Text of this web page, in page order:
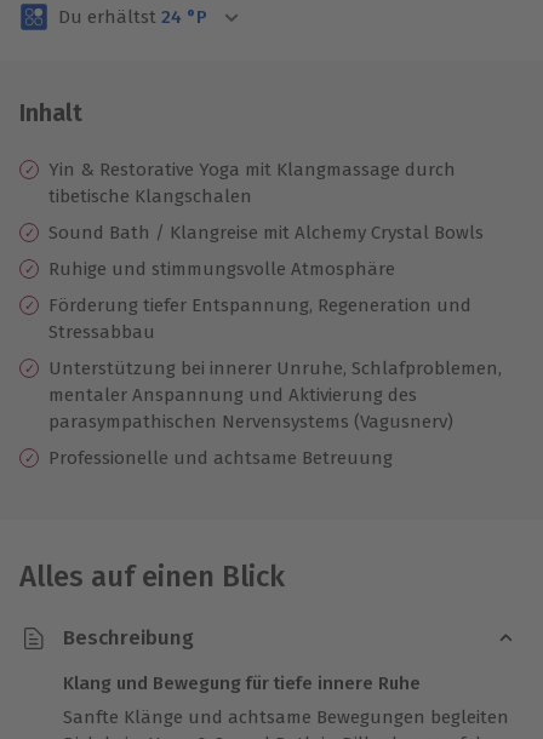
Volle Flexibilität
3 Jahre gültig & verlängerbar.
Du erhältst 24 °P
Inhalt
Yin & Restorative Yoga mit Klangmassage durch
tibetische Klangschalen
Sound Bath / Klangreise mit Alchemy Crystal Bowls
Ruhige und stimmungsvolle Atmosphäre
Förderung tiefer Entspannung, Regeneration und
Stressabbau
Unterstützung bei innerer Unruhe, Schlafproblemen,
mentaler Anspannung und Aktivierung des
parasympathischen Nervensystems (Vagusnerv)
Professionelle und achtsame Betreuung
Alles auf einen Blick
Beschreibung
Klang und Bewegung für tiefe innere Ruhe
Sanfte Klänge und achtsame Bewegungen begleiten